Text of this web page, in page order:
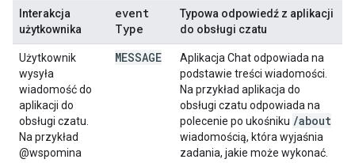
Interakcja
użytkownika
event
Type
Typowa odpowiedź z aplikacji
do obsługi czatu
Użytkownik
wysyła
wiadomość do
aplikacji do
obsługi czatu.
Na przykład
@wspomina
MESSAGE
Aplikacja Chat odpowiada na
podstawie treści wiadomości.
Na przykład aplikacja do
obsługi czatu odpowiada na
polecenie po ukośniku /about
wiadomością, która wyjaśnia
zadania, jakie może wykonać.